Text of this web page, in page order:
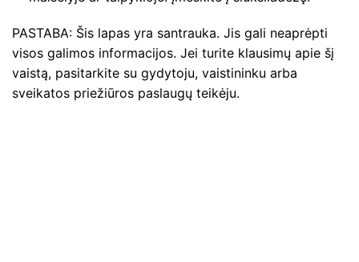
PASTABA: Šis lapas yra santrauka. Jis gali neaprėpti
visos galimos informacijos. Jei turite klausimų apie šį
vaistą, pasitarkite su gydytoju, vaistininku arba
sveikatos priežiūros paslaugų teikėju.